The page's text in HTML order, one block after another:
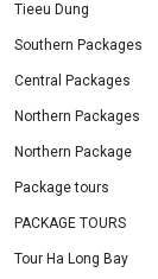
Tieeu Dung
Southern Packages
Central Packages
Northern Packages
Northern Package
Package tours
PACKAGE TOURS
Tour Ha Long Bay